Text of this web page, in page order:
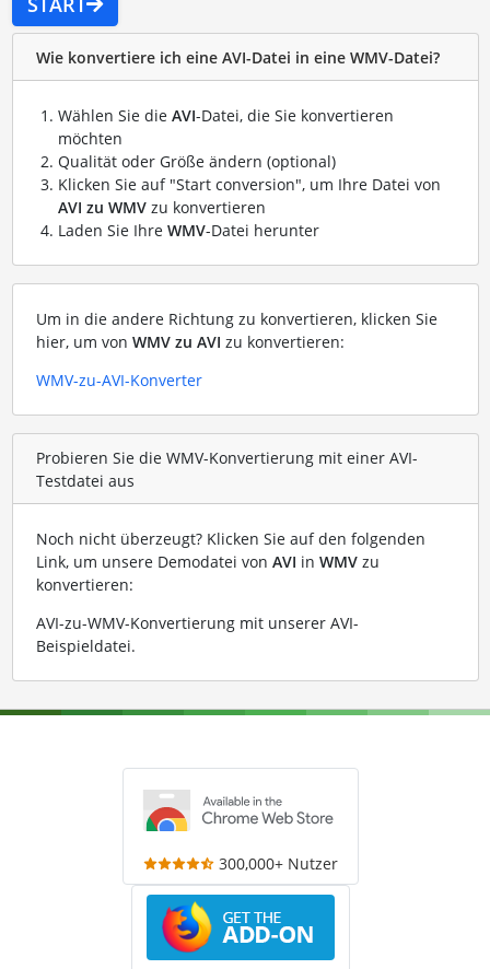
Wie konvertiere ich eine AVI-Datei in eine WMV-Datei?
Wählen Sie die AVI-Datei, die Sie konvertieren
möchten
Qualität oder Größe ändern (optional)
Klicken Sie auf "Start conversion", um Ihre Datei von
AVI zu WMVzu konvertieren
Laden Sie Ihre WMV-Datei herunter
Um in die andere Richtung zu konvertieren, klicken Sie
hier, um von WMV zu AVI zu konvertieren:
WMV-zu-AVI-Konverter
Probieren Sie die WMV-Konvertierung mit einer AVI-
Testdatei aus
Noch nicht überzeugt? Klicken Sie auf den folgenden
Link, um unsere Demodatei von AVI in WMVzu
konvertieren:
AVI-zu-WMV-Konvertierung mit unserer AVI-
Beispieldatei.
300,000+ Nutzer